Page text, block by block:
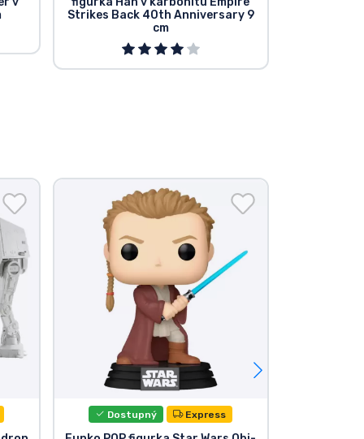
Strikes Back 40th Anniversary 9
cm
Dostupný Express